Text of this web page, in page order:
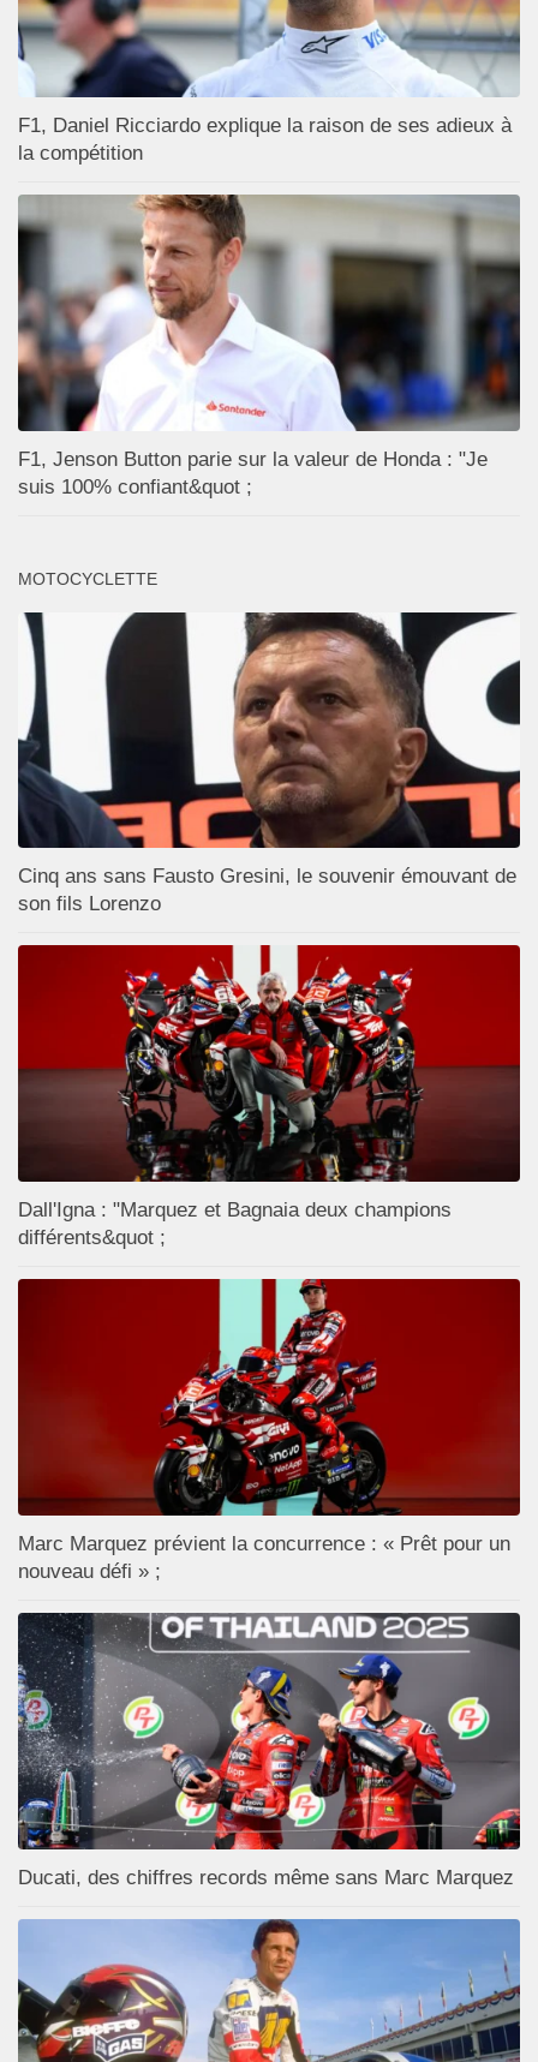
F1, Daniel Ricciardo explique la raison de ses adieux à
la compétition
F1, Jenson Button parie sur la valeur de Honda : "Je
suis 100% confiant&quot ;
MOTOCYCLETTE
Cinq ans sans Fausto Gresini, le souvenir émouvant de
son fils Lorenzo
Dall'Igna : "Marquez et Bagnaia deux champions
différents&quot ;
Marc Marquez prévient la concurrence : « Prêt pour un
nouveau défi » ;
Ducati, des chiffres records même sans Marc Marquez